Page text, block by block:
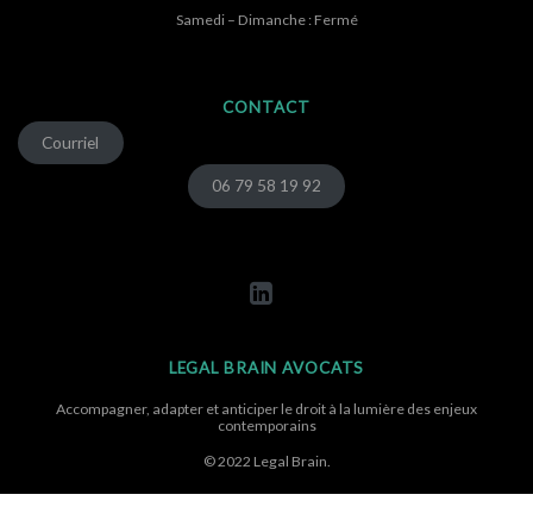
LEGAL BRAIN AVOCATS
Accompagner, adapter et anticiper le droit à la lumière des enjeux
contemporains
© 2022 Legal Brain.
Samedi – Dimanche : Fermé
CONTACT
Courriel
06 79 58 19 92